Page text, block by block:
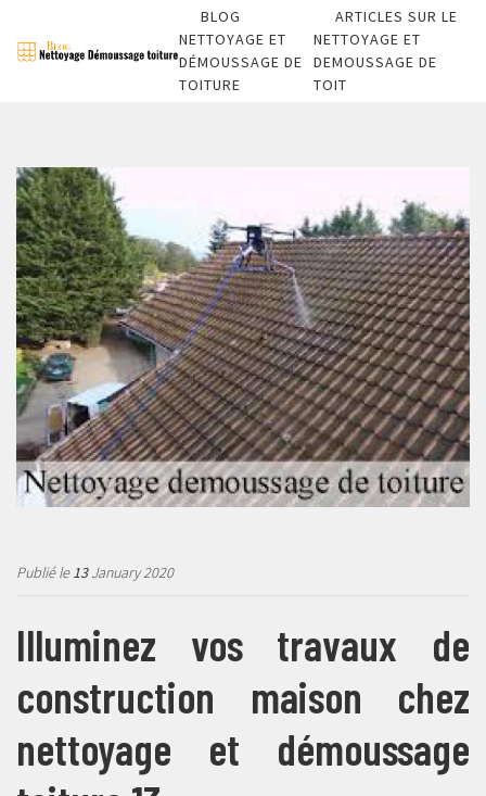
BLOG
NETTOYAGE ET
DÉMOUSSAGE DE
TOITURE
ARTICLES SUR LE
NETTOYAGE ET
DEMOUSSAGE DE
TOIT
Publié le13January 2020
Illuminez vos travaux de
construction maison chez
nettoyage et démoussage